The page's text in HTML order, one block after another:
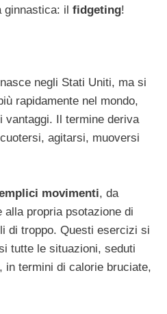
ginnastica: il fidgeting!
negli Stati Uniti, ma si
rapidamente nel mondo,
vantaggi. Il termine deriva
agitarsi, muoversi
movimenti, da
propria psotazione di
di troppo. Questi esercizi si
tutte le situazioni, seduti
in termini di calorie bruciate,